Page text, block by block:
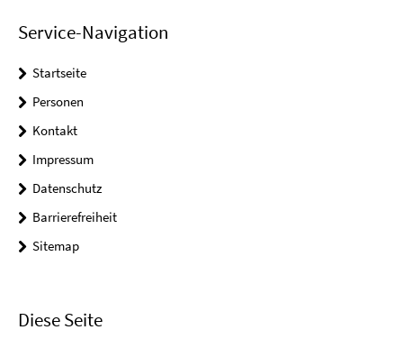
Service-Navigation
Startseite
Personen
Kontakt
Impressum
Datenschutz
Barrierefreiheit
Sitemap
Diese Seite